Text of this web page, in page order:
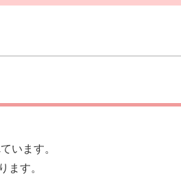
います。
ます。